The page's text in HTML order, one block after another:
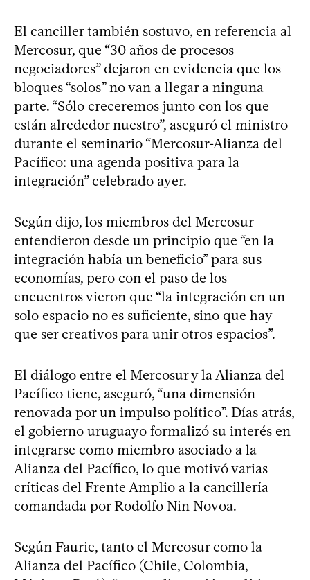
El canciller también sostuvo, en referencia al
Mercosur, que “30 años de procesos
negociadores” dejaron en evidencia que los
bloques “solos” no van a llegar a ninguna
parte. “Sólo creceremos junto con los que
están alrededor nuestro”, aseguró el ministro
durante el seminario “Mercosur-Alianza del
Pacífico: una agenda positiva para la
integración” celebrado ayer.
Según dijo, los miembros del Mercosur
entendieron desde un principio que “en la
integración había un beneficio” para sus
economías, pero con el paso de los
encuentros vieron que “la integración en un
solo espacio no es suficiente, sino que hay
que ser creativos para unir otros espacios”.
El diálogo entre el Mercosur y la Alianza del
Pacífico tiene, aseguró, “una dimensión
renovada por un impulso político”. Días atrás,
el gobierno uruguayo formalizó su interés en
integrarse como miembro asociado a la
Alianza del Pacífico, lo que motivó varias
críticas del Frente Amplio a la cancillería
comandada por Rodolfo Nin Novoa.
Según Faurie, tanto el Mercosur como la
Alianza del Pacífico (Chile, Colombia,